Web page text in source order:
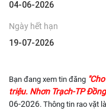
04-06-2026
Ngày hết hạn
19-07-2026
Bạn đang xem tin đăng
triệu. Nhơn Trạch-TP
06-2026. Thông tin rao vặt